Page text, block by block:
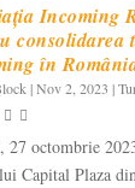
Incoming
consolidarea
în
|Nov 2, 2023 |
27 octombrie
Capital Plaza